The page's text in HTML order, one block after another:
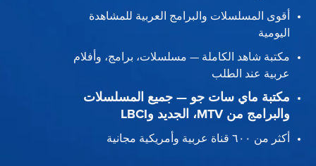
أقوى المسلسلات والبرامج العربية للمشاهدة
اليومية
مكتبة شاهد الكاملة — مسلسلات، برامج، وأفلام
عربية عند الطلب
مكتبة ماي سات جو — جميع المسلسلات
والبرامج من MTV، الجديد وLBCI
أكثر من ٦٠٠ قناة عربية وأمريكية مجانية